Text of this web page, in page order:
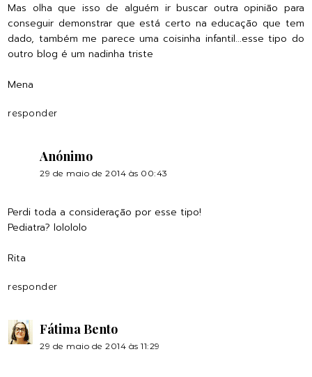
Mas olha que isso de alguém ir buscar outra opinião para
conseguir demonstrar que está certo na educação que tem
dado, também me parece uma coisinha infantil...esse tipo do
outro blog é um nadinha triste
Mena
responder
Anónimo
29 de maio de 2014 às 00:43
Perdi toda a consideração por esse tipo!
Pediatra? lolololo
Rita
responder
Fátima Bento
29 de maio de 2014 às 11:29